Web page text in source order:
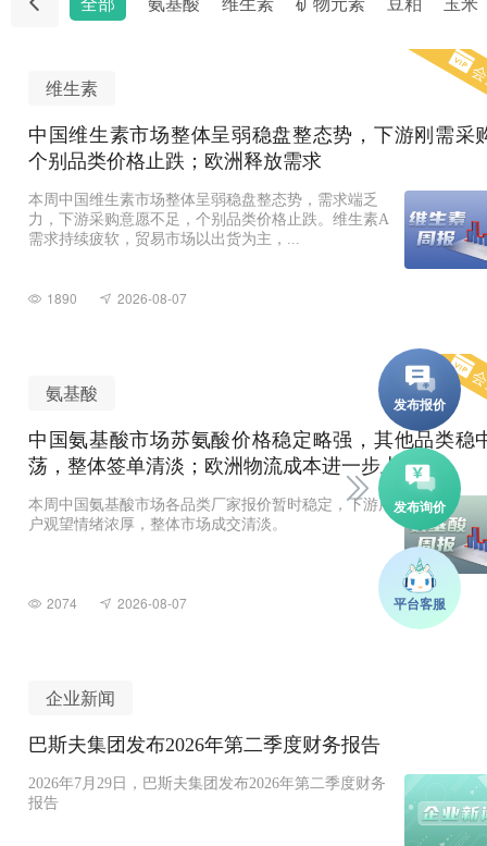
维生素
中国维生素市场整体呈弱稳盘整态势，下游刚需采
个别品类价格止跌；欧洲释放需求
本周中国维生素市场整体呈弱稳盘整态势，需求端乏
力，下游采购意愿不足，个别品类价格止跌。维生素A
需求持续疲软，贸易市场以出货为主，...
1890 2026-08-07
氨基酸
中国氨基酸市场苏氨酸价格稳定略强，其他品类稳
荡，整体签单清淡；欧洲物流成本进一步上升
本周中国氨基酸市场各品类厂家报价暂时稳定，下游用
户观望情绪浓厚，整体市场成交清淡。
2074 2026-08-07
企业新闻
巴斯夫集团发布2026年第二季度财务报告
2026年7月29日，巴斯夫集团发布2026年第二季度财务
报告